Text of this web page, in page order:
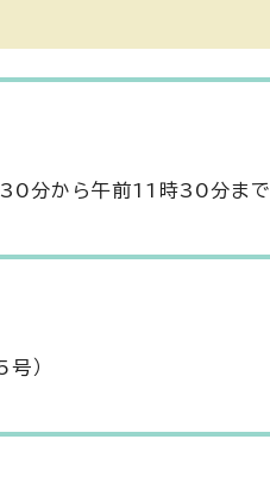
30分から午前11時30分まで
）